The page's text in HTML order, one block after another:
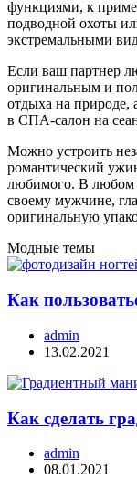
функциями, к
подводной охоты
экстремальными
Если ваш партнер
оригинальным и
отдыха на природе,
в СПА-салон на
Можно устроить
романтический
любимого. В любом
своему мужчине,
оригинальную
Модные темы
Как
admin
13.02.2021
Как сделать
admin
08.01.2021